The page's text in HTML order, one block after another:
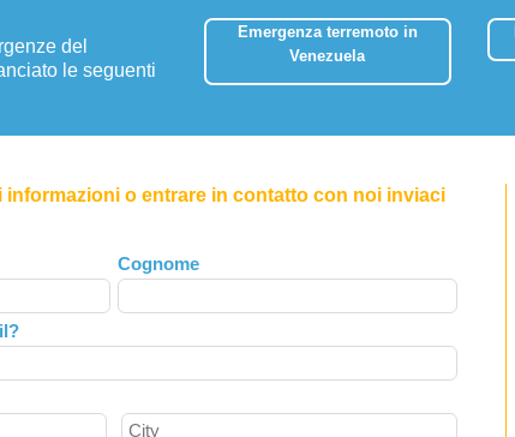
del
le seguenti
Emergenza terremoto in
Venezuela
informazioni o entrare in contatto con noi inviaci
Cognome